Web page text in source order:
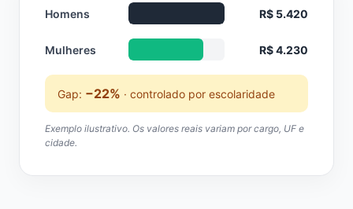
Homens R$ 5.420
Mulheres R$ 4.230
Gap: −22% · controlado por escolaridade
Exemplo ilustrativo. Os valores reais variam por cargo, UF e
cidade.